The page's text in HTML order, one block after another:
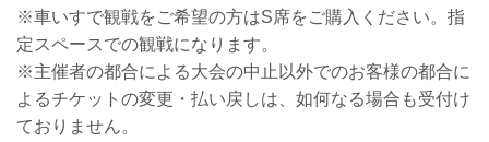
※車いすで観戦をご希望の方はS席をご購入ください。指
定スペースでの観戦になります。
※主催者の都合による大会の中止以外でのお客様の都合に
よるチケットの変更・払い戻しは、如何なる場合も受付け
ておりません。